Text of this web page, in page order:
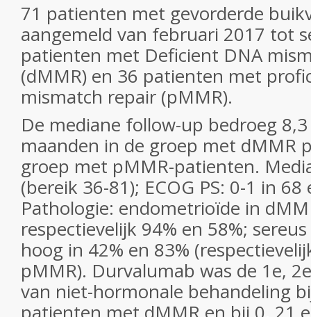
71 patienten met gevorderde
aangemeld van februari 2017 tot
patienten met Deficient DNA
(dMMR) en 36 patienten met
mismatch repair (pMMR).
De mediane follow-up bedroeg
maanden in de groep met dMMR
groep met pMMR-patienten.
(bereik 36-81); ECOG PS: 0-1 in 68
Pathologie: endometrioïde in
respectievelijk 94% en 58%;
hoog in 42% en 83%
pMMR). Durvalumab was de 1e,
van niet-hormonale behandeling